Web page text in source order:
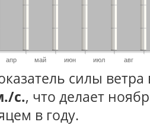
апр май июн июл авг
силы ветра
с., что делает
в году.